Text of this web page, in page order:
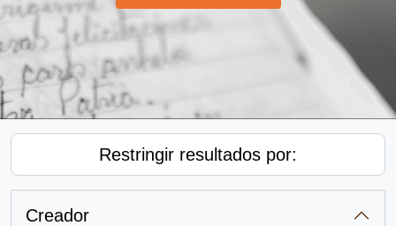
Restringir resultados por:
Creador